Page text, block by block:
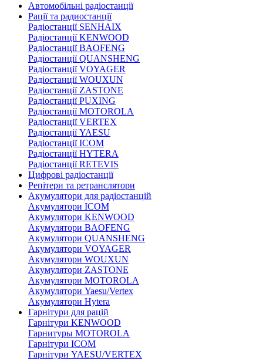
Автомобільні радіостанції
Рації та радиостанції
Радіостанції SENHAIX
Радіостанції KENWOOD
Радіостанції BAOFENG
Радіостанції QUANSHENG
Радіостанції VOYAGER
Радіостанції WOUXUN
Радіостанції ZASTONE
Радіостанції PUXING
Радіостанції MOTOROLA
Радіостанції VERTEX
Радіостанції YAESU
Радіостанції ICOM
Радіостанції HYTERA
Радіостанції RETEVIS
Цифрові радіостанції
Репітери та ретранслятори
Акумулятори для радіостанцій
Акумулятори ICOM
Акумулятори KENWOOD
Акумулятори BAOFENG
Акумулятори QUANSHENG
Акумулятори VOYAGER
Акумулятори WOUXUN
Акумулятори ZASTONE
Акумулятори MOTOROLA
Акумулятори Yaesu/Vertex
Акумулятори Hytera
Гарнітури для рацій
Гарнітури KENWOOD
Гарнитуры MOTOROLA
Гарнітури ICOM
Гарнітури YAESU/VERTEX